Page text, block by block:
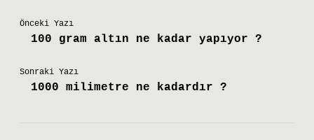
Önceki Yazı
100 gram altın ne kadar yapıyor ?
Sonraki Yazı
1000 milimetre ne kadardır ?